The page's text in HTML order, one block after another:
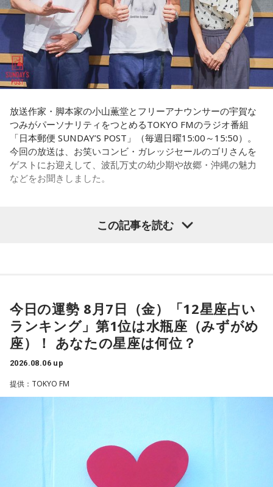
番組Webサイト：https://www.tfm.co.jp/lock/
番組公式X：@sol_info
権力者がいたんですね。どういう人かというと、だいたい経
済力があって抜群に選挙が強くて。地元の首長や国会議員よ
りも発言力がある人です」
長野「はい」
常井 「中には、かつての野中広務さんや森山𥙿さんのように
50を過ぎてから国政に進んだドンもいる。ではどういった状
況がそろうとドンが生まれるか。第1の条件は、圧倒的な他薦
です。藏内さんって県議10期。40年近く県議会にいるわけで
す」
「どの知事、どの県庁幹部よりも古株になります。議会
や推薦を出すのか、という決定権を握っている。あとは役
人、教職員、警察署員といった地方公務員の人事にも影響力
を発揮することがあります」
長野「はい」
常井「人事の季節になるとドンの自宅に行列ができる、と言
てドンはポン、ポン、ポン、と手を当てて厚さを確かめる。
そのままスーッと返す。返された側は帰りがけ、広いお庭の
中にあるお社に両手を合わせ、賽銭箱に封筒を置いていく、
放送作家・脚本家の小山薫堂とフリーアナウンサーの宇賀な
つみがパーソナリティをつとめるTOKYO FMのラジオ番組
「日本郵便 SUNDAY’S POST」（毎週日曜15:00～15:50）。
今回の放送は、お笑いコンビ・ガレッジセールのゴリさんを
ゲストにお迎えして、波乱万丈の幼少期や故郷・沖縄の魅力
などをお聞きしました。
（左から）パーソナリティの小山薫堂、ゴリさん、宇賀なつ
ゴリさんは、1972年沖縄県那覇市生まれ。沖縄の本土復帰か
らわずか1週間後に生まれた“復帰っ子”です。1995年に中学時
代の同級生・川田広樹さんとガレッジセールを結成し、バラ
エティ番組などで人気を集めました。2006年からは映画監督
としても活動。2019年公開の映画「洗骨」はモスクワ国際映
督協会新人賞を受賞しました。また、「おきなわ新喜劇」の
旗揚げやYouTube「ゴリ★オキナワ」などを通じて、故郷・
本土復帰当時の記憶はありませんが、「僕らは“復帰っ子”と言
われている」と話すゴリさん。両親からは、復帰直後の沖縄
の活気や、ドルから円への切り替えをめぐる混乱を聞いて育
ちました。なかでも「『円になったほうがお金が減る』と文
この記事を読む
今日の運勢 8月7日（金）「12星座占い
ランキング」第1位は水瓶座（みずがめ
座）！ あなたの星座は何位？
2026.08.06 up
提供：TOKYO FM